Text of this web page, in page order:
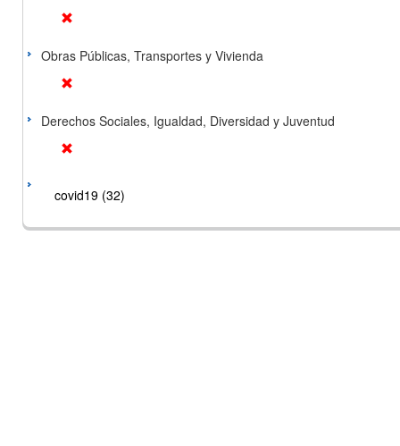
Obras Públicas, Transportes y Vivienda
Derechos Sociales, Igualdad, Diversidad y Juventud
covid19 (32)